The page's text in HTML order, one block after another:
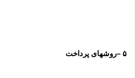
۵ –روشهای پرداخت